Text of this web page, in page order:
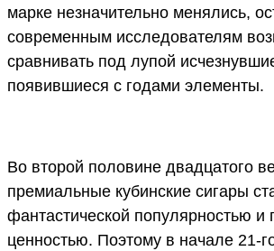
марке незначительно менялись,
современным исследователям
сравнивать под лупой
появившиеся с годами элементы.
Во второй половине двадцатого
премиальные кубинские сигары
фантастической популярностью и
ценностью. Поэтому в начале 21-